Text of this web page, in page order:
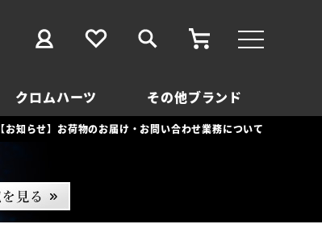
クロムハーツ その他ブランド
【お知らせ】お荷物のお届け・お問い合わせ業務について